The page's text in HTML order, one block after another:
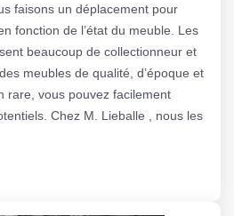
faisons un déplacement pour
fonction de l’état du meuble. Les
beaucoup de collectionneur et
meubles de qualité, d’époque et
rare, vous pouvez facilement
Chez M. Lieballe , nous les